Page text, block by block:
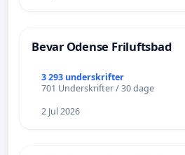
Bevar Odense Friluftsbad
3 293 underskrifter
701 Underskrifter / 30 dage
2 Jul 2026